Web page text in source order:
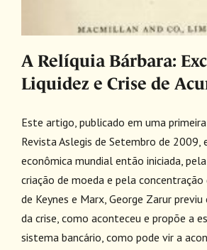
A Relíquia Bárbara:
Liquidez e Crise de
Este artigo, publicado em uma
Revista Aslegis de Setembro de 2009,
econômica mundial então iniciada,
criação de moeda e pela concentração
de Keynes e Marx, George Zarur
da crise, como aconteceu e propõe a
sistema bancário, como pode vir a